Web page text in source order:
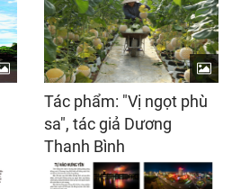
Tác phẩm: "Vị ngọt phù
sa", tác giả Dương
Thanh Bình